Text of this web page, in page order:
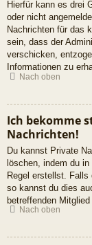
Hierfür kann es drei
oder nicht
Nachrichten für das
sein, dass der
verschicken,
Informationen zu
Nach oben
Ich bekomme
Nachrichten!
Du kannst Private
löschen, indem du
Regel erstellst. Falls
so kannst du dies
betreffenden
Nach oben